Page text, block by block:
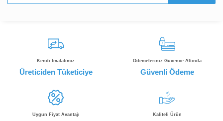
Kendi İmalatımız
Üreticiden Tüketiciye
Ödemeleriniz Güvence Altında
Güvenli Ödeme
Uygun Fiyat Avantajı Kaliteli Ürün